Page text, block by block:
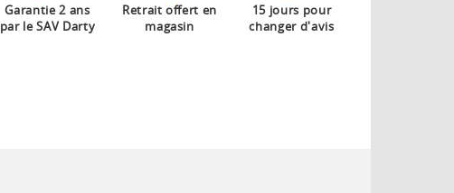
Garantie 2 ans
par le SAV Darty
Retrait offert en
magasin
15 jours pour
changer d'avis